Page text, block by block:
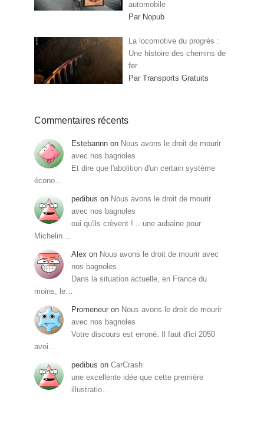
automobile
Par Nopub
La locomotive du progrès :
Une histoire des chemins de
fer
Par Transports Gratuits
Commentaires récents
Estebannn on Nous avons le droit de mourir
avec nos bagnoles
Et dire que l'abolition d'un certain système
écono…
pedibus on Nous avons le droit de mourir
avec nos bagnoles
oui qu'ils crèvent !... une aubaine pour
Michelin…
Alex on Nous avons le droit de mourir avec
nos bagnoles
Dans la situation actuelle, en France du
moins, le…
Promeneur on Nous avons le droit de mourir
avec nos bagnoles
Votre discours est erroné. Il faut d'ici 2050
avoi…
pedibus on CarCrash
une excellente idée que cette première
illustratio…